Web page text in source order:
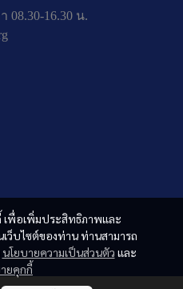
เพื่อเพิ่มประสิทธิภาพและ
ว็บไซต์ของท่าน ท่านสามารถ
นโยบายความเป็นส่วนตัว และ
ยคุกกี้
08.30-16.30 น.